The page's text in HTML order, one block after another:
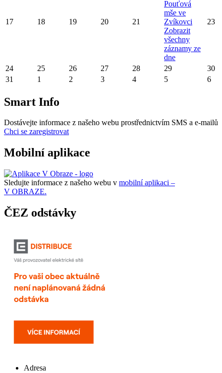
17 18 19 20 21
Pouťová
mše ve
Zvíkovci
Zobrazit
všechny
záznamy ze
dne
23
24 25 26 27 28 29
30
31
1 2 3 4 5 6
Smart Info
Dostávejte informace z našeho webu prostřednictvím SMS a e-mailů
Chci se zaregistrovat
Mobilní aplikace
Sledujte informace z našeho webu v mobilní aplikaci –
V OBRAZE.
ČEZ odstávky
Adresa